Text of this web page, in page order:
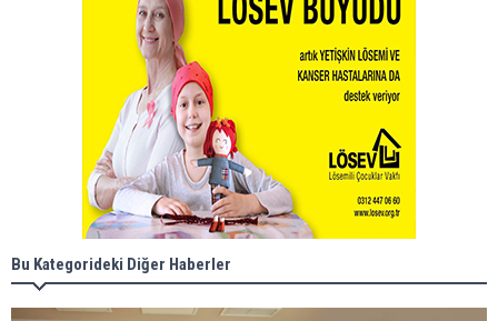
Bu Kategorideki Diğer Haberler